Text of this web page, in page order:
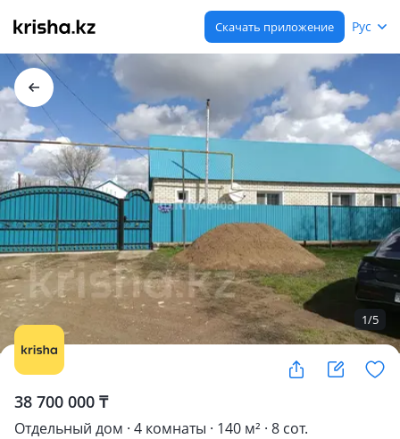
Скачать приложение Рус
1/5
38 700 000 ₸
Отдельный дом · 4 комнаты · 140 м² · 8 сот.